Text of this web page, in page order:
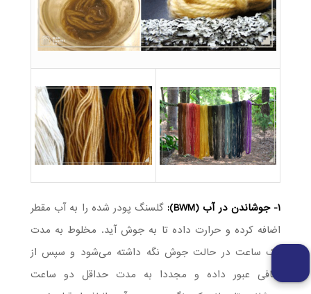
۱- جوشاندن در آب ( BWM
):گلسنگ پودر شده را به آب مقطر
اضافه کرده و حرارت داده تا به جوش آید. مخلوط به مدت
یک ساعت در حالت جوش نگه داشته می‌شود و سپس از
صافی عبور داده و مجددا به مدت حداقل دو ساعت